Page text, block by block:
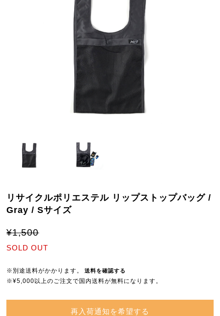
リサイクルポリエステル リップストップバッグ /
Gray / Sサイズ
¥1,500
SOLD OUT
※別途送料がかかります。 送料を確認する
※¥5,000以上のご注文で国内送料が無料になります。
再入荷通知を希望する